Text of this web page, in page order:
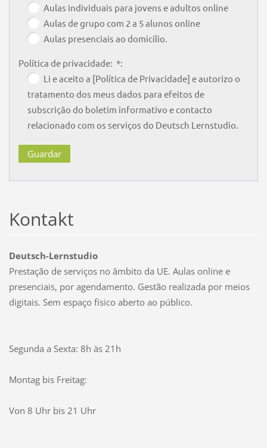
Aulas individuais para jovens e adultos online
Aulas de grupo com 2 a 5 alunos online
Aulas presenciais ao domicílio.
Política de privacidade: *:
Li e aceito a [Política de Privacidade] e autorizo o
tratamento dos meus dados para efeitos de
subscrição do boletim informativo e contacto
relacionado com os serviços do Deutsch Lernstudio.
Kontakt
Deutsch-Lernstudio
Prestação de serviços no âmbito da UE. Aulas online e
presenciais, por agendamento. Gestão realizada por meios
digitais. Sem espaço físico aberto ao público.
Segunda a Sexta: 8h às 21h
Montag bis Freitag:
Von 8 Uhr bis 21 Uhr